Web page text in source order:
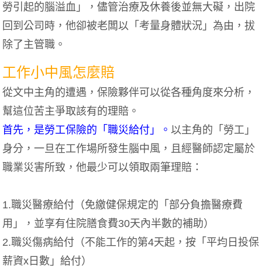
勞引起的腦溢血」，儘管治療及休養後並無大礙，出院
回到公司時，他卻被老闆以「考量身體狀況」為由，拔
除了主管職。
工作小中風怎麼賠
從文中主角的遭遇，保險夥伴可以從各種角度來分析，
幫這位苦主爭取該有的理賠。
首先，是勞工保險的「職災給付」。以主角的「勞工」
身分，一旦在工作場所發生腦中風，且經醫師認定屬於
職業災害所致，他最少可以領取兩筆理賠：
1.職災醫療給付（免繳健保規定的「部分負擔醫療費
用」，並享有住院膳食費30天內半數的補助）
2.職災傷病給付（不能工作的第4天起，按「平均日投保
薪資x日數」給付）